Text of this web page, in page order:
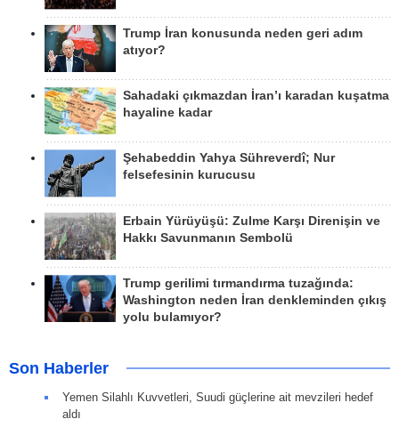
Trump İran konusunda neden geri adım
atıyor?
Sahadaki çıkmazdan İran’ı karadan kuşatma
hayaline kadar
Şehabeddin Yahya Sühreverdî; Nur
felsefesinin kurucusu
Erbain Yürüyüşü: Zulme Karşı Direnişin ve
Hakkı Savunmanın Sembolü
Trump gerilimi tırmandırma tuzağında:
Washington neden İran denkleminden çıkış
yolu bulamıyor?
Son Haberler
Yemen Silahlı Kuvvetleri, Suudi güçlerine ait mevzileri hedef
aldı